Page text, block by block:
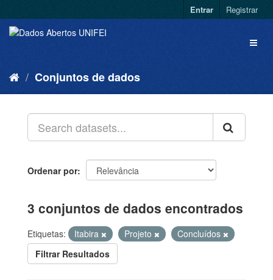
Entrar Registrar
Conjuntos de dados
Ordenar por
3 conjuntos de dados encontrados
Etiquetas: Itabira Projeto
Concluídos
Filtrar Resultados